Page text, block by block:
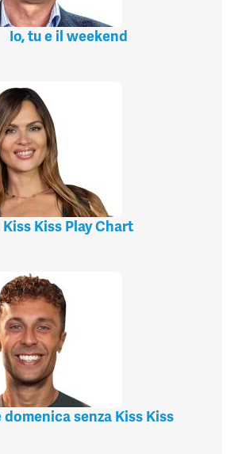
Io, tu e il weekend
Kiss Kiss Play Chart
domenica senza Kiss Kiss